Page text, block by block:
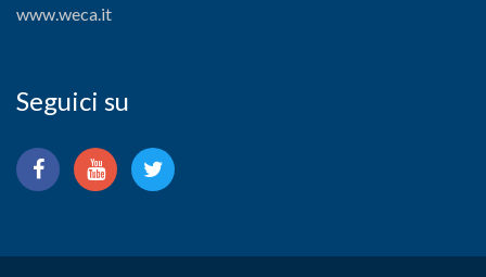
www.weca.it
Seguici su